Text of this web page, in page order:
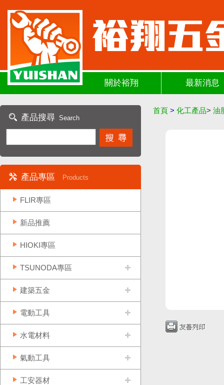
關於裕翔 最新消息
產品搜尋 Search
產品專區 Products
FLIR專區
新品推薦
HIOKI專區
TSUNODA專區
建築五金
電動工具
水電材料
氣動工具
工安器材
首頁 > 化工產品> 油